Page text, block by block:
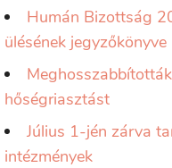
Humán Bizottság
ülésének jegyzőkönyve
hőségriasztást
Július 1-jén zárva
intézmények